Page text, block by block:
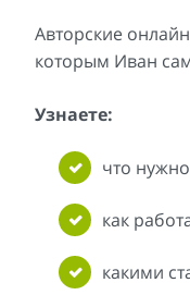
Авторские
которым Иван
Узнаете:
что
как
какими